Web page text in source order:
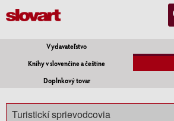
Vydavateľstvo
Knihy v slovenčine a češtine
Doplnkový tovar